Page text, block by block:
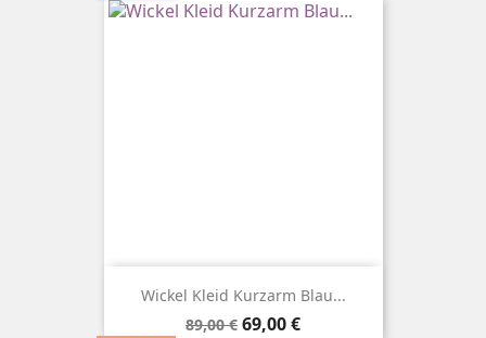
Wickel Kleid Kurzarm Blau...
Verkaufspreis
89,00 € Preis
69,00 €